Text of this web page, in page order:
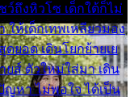
ว์ถึงหิวโซ เด็กใต้ก็ไม่
ห้เด็กเทพเหลียวมอง
ยอด เดินโยกย้ายเย
ยส์ ตัวใหม่ใส่มา เดิน
หา ไม่พอใจ ได้เป็น